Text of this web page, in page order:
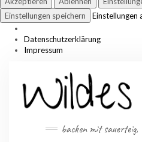
Einstellungen speichern
Einstellungen
Datenschutzerklärung
Impressum
content
backen mit